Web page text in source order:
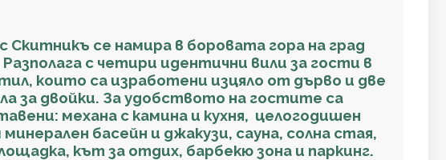
Скитникъ се намира в боровата гора на град
с четири идентични вили за гости в
които са изработени изцяло от дърво и две
за двойки. За удобството на гостите са
механа с камина и кухня, целогодишен
басейн и джакузи, сауна, солна стая,
кът за отдих, барбекю зона и паркинг.